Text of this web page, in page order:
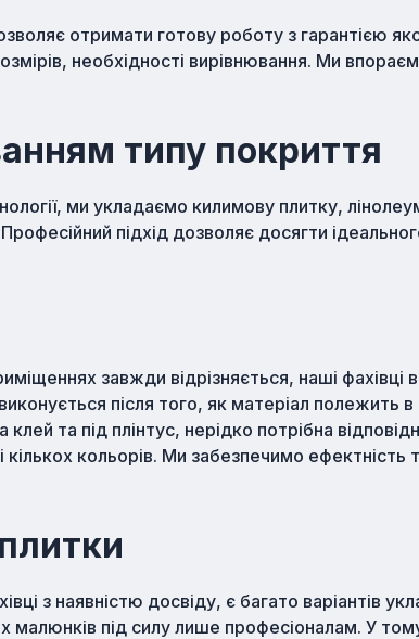
отримати готову роботу з гарантією
необхідності вирівнювання. Ми
типу покриття
ми укладаємо килимову плитку,
підхід дозволяє досягти
завжди відрізняється, наші фахівці
після того, як матеріал полежить
та під плінтус, нерідко потрібна
кольорів. Ми забезпечимо ефектність
з наявністю досвіду, є багато варіантів
малюнків під силу лише професіоналам. У